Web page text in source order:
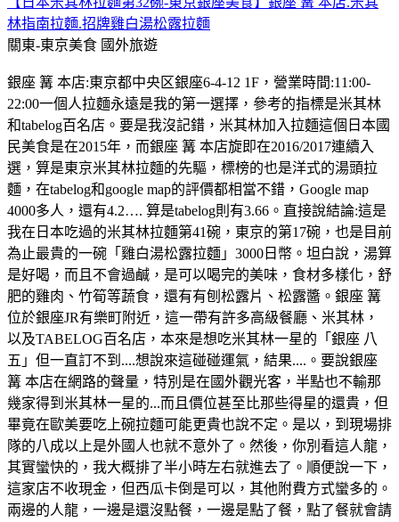
林指南拉麵.招牌雞白湯松露拉麵
關東-東京美食 國外旅遊
銀座 篝 本店:東京都中央区銀座6-4-12 1F，營業時間:11:00-
22:00一個人拉麵永遠是我的第一選擇，參考的指標是米其林
和tabelog百名店。要是我沒記錯，米其林加入拉麵這個日本國
民美食是在2015年，而銀座 篝 本店旋即在2016/2017連續入
選，算是東京米其林拉麵的先驅，標榜的也是洋式的湯頭拉
麵，在tabelog和google map的評價都相當不錯，Google map
4000多人，還有4.2…. 算是tabelog則有3.66。直接說結論:這是
我在日本吃過的米其林拉麵第41碗，東京的第17碗，也是目前
為止最貴的一碗「雞白湯松露拉麵」3000日幣。坦白說，湯算
是好喝，而且不會過鹹，是可以喝完的美味，食材多樣化，舒
肥的雞肉、竹筍等蔬食，還有有刨松露片、松露醬。銀座 篝
位於銀座JR有樂町附近，這一帶有許多高級餐廳、米其林，
以及TABELOG百名店，本來是想吃米其林一星的「銀座 八
五」但一直訂不到....想說來這碰碰運氣，結果....。要說銀座
篝 本店在網路的聲量，特別是在國外觀光客，半點也不輸那
幾家得到米其林一星的...而且價位甚至比那些得星的還貴，但
畢竟在歐美要吃上碗拉麵可能更貴也說不定。是以，到現場排
隊的八成以上是外國人也就不意外了。然後，你別看這人龍，
其實蠻快的，我大概排了半小時左右就進去了。順便說一下，
這家店不收現金，但西瓜卡倒是可以，其他附費方式蠻多的。
兩邊的人龍，一邊是還沒點餐，一邊是點了餐，點了餐就會請